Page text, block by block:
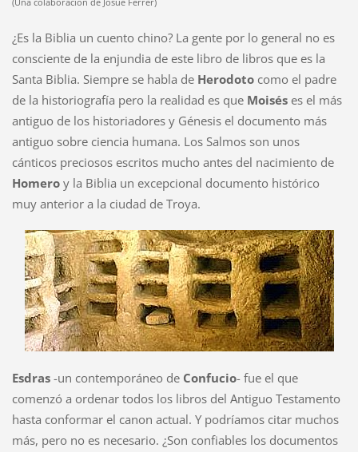
¿Es la Biblia un cuento chino? La gente por lo general no es
consciente de la enjundia de este libro de libros que es la
Santa Biblia. Siempre se habla de Herodoto como el padre
de la historiografía pero la realidad es que Moisés es el más
antiguo de los historiadores y Génesis el documento más
antiguo sobre ciencia humana. Los Salmos son unos
cánticos preciosos escritos mucho antes del nacimiento de
Homero y la Biblia un excepcional documento histórico
muy anterior a la ciudad de Troya.
Esdras -un contemporáneo de Confucio- fue el que
comenzó a ordenar todos los libros del Antiguo Testamento
hasta conformar el canon actual. Y podríamos citar muchos
más, pero no es necesario. ¿Son confiables los documentos